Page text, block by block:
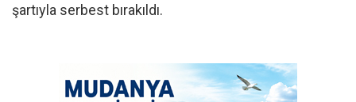
şartıyla serbest bırakıldı.